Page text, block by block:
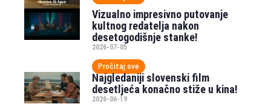
Vizualno impresivno putovanje
kultnog redatelja nakon
desetogodišnje stanke!
2026-07-05
Pročitaj sve
Najgledaniji slovenski film
desetljeća konačno stiže u kina!
2026-06-19